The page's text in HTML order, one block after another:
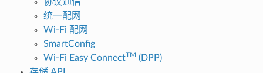
统一配网
Wi-Fi 配网
SmartConfig
Wi-Fi Easy ConnectTM (DPP)